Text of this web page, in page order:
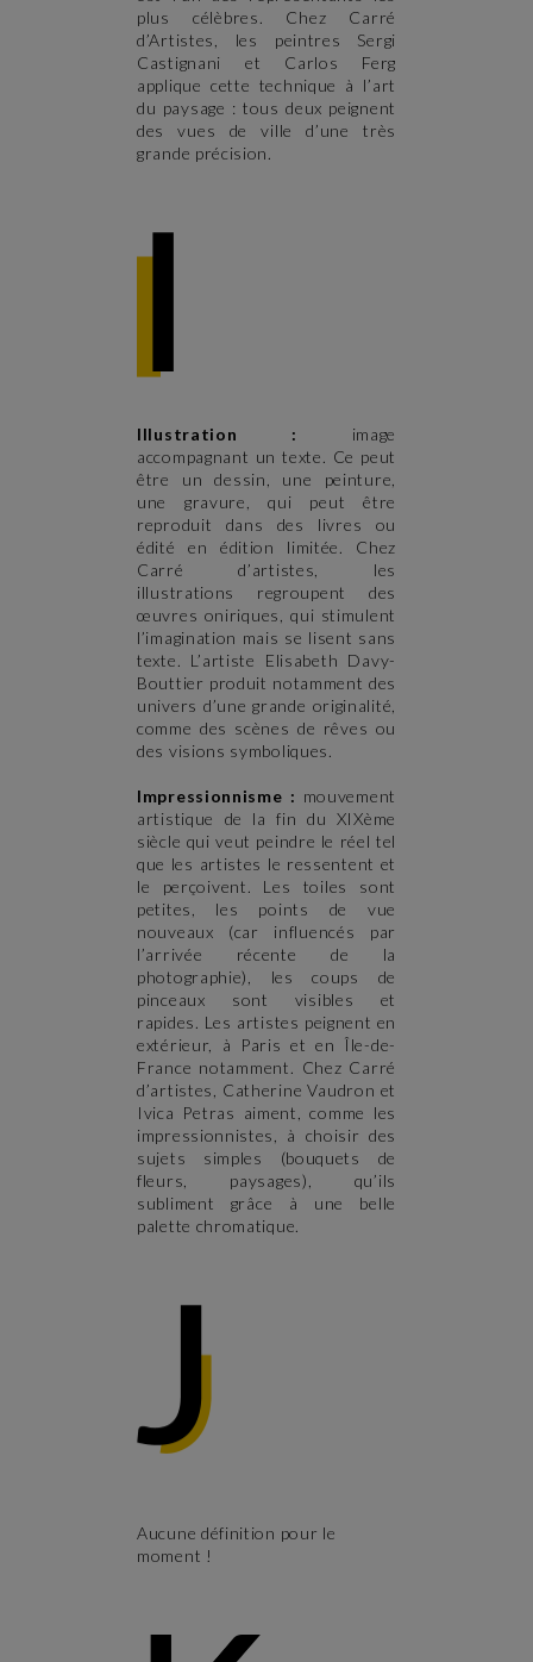
plus célèbres. Chez Carré
d’Artistes, les peintres Sergi
Castignani et Carlos Ferg
applique cette technique à l’art
du paysage : tous deux peignent
des vues de ville d’une très
grande précision.
Illustration : image
accompagnant un texte. Ce peut
être un dessin, une peinture,
une gravure, qui peut être
reproduit dans des livres ou
édité en édition limitée. Chez
Carré d’artistes, les
illustrations regroupent des
œuvres oniriques, qui stimulent
l’imagination mais se lisent sans
texte. L’artiste Elisabeth Davy-
Bouttier produit notamment des
univers d’une grande originalité,
comme des scènes de rêves ou
des visions symboliques.
Impressionnisme : mouvement
artistique de la fin du XIXème
siècle qui veut peindre le réel tel
que les artistes le ressentent et
le perçoivent. Les toiles sont
petites, les points de vue
nouveaux (car influencés par
l’arrivée récente de la
photographie), les coups de
pinceaux sont visibles et
rapides. Les artistes peignent en
extérieur, à Paris et en Île-de-
France notamment. Chez Carré
d’artistes, Catherine Vaudron et
Ivica Petras aiment, comme les
impressionnistes, à choisir des
sujets simples (bouquets de
fleurs, paysages), qu’ils
subliment grâce à une belle
palette chromatique.
Aucune définition pour le
moment !